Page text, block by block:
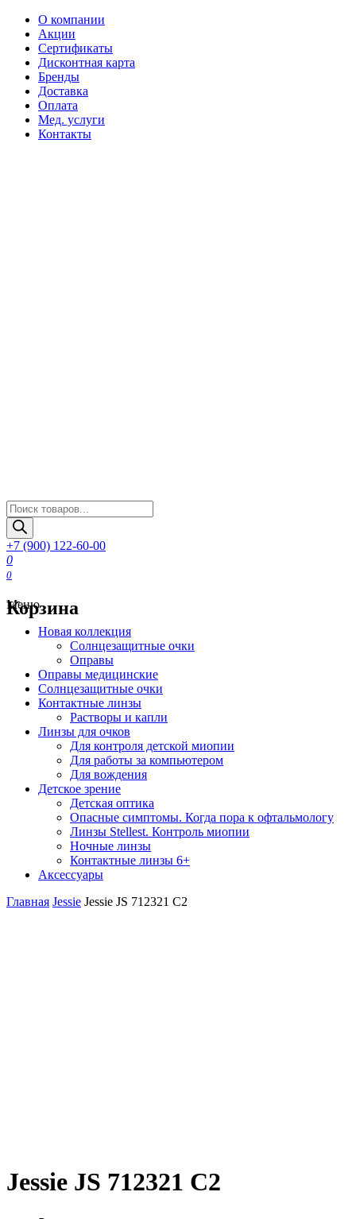
О компании
Акции
Сертификаты
Дисконтная карта
Бренды
Доставка
Оплата
Мед. услуги
Контакты
Поиск
товаров
+7 (900) 122-60-00
0
0
Корзина
Меню
Новая коллекция
Солнцезащитные очки
Оправы
Оправы медицинские
Солнцезащитные очки
Контактные линзы
Растворы и капли
Линзы для очков
Для контроля детской миопии
Для работы за компьютером
Для вождения
Детское зрение
Детская оптика
Опасные симптомы. Когда пора к офтальмологу
Линзы Stellest. Контроль миопии
Ночные линзы
Контактные линзы 6+
Аксессуары
Главная Jessie Jessie JS 712321 C2
Jessie JS 712321 C2